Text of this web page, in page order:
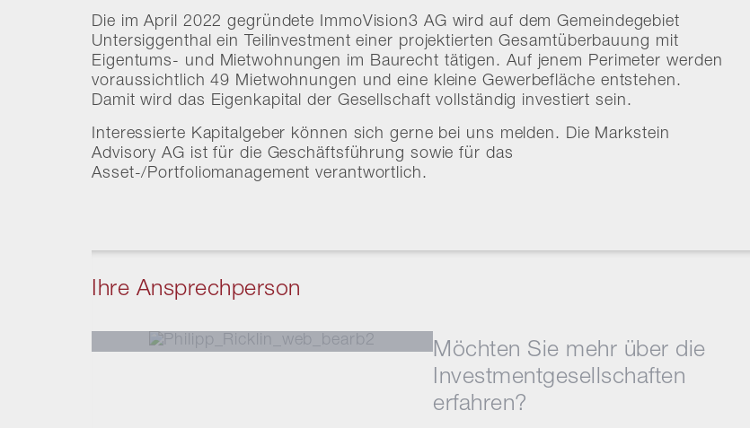
Die im April 2022 gegründete ImmoVision3 AG wird auf dem Gemeindegebiet
Untersiggenthal ein Teilinvestment einer projektierten Gesamtüberbauung mit
Eigentums- und Mietwohnungen im Baurecht tätigen. Auf jenem Perimeter werden
voraussichtlich 49 Mietwohnungen und eine kleine Gewerbefläche entstehen.
Damit wird das Eigenkapital der Gesellschaft vollständig investiert sein.
Interessierte Kapitalgeber können sich gerne bei uns melden. Die Markstein
Advisory AG ist für die Geschäftsführung sowie für das
Asset-/Portfoliomanagement verantwortlich.
Ihre Ansprechperson
Möchten Sie mehr über die
Investmentgesellschaften
erfahren?